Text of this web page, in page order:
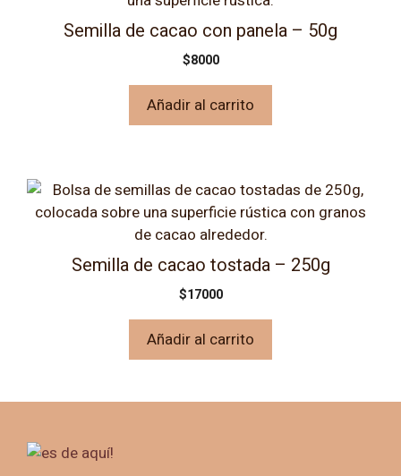
Semilla de cacao con panela – 50g
$8000
Añadir al carrito
Semilla de cacao tostada – 250g
$17000
Añadir al carrito